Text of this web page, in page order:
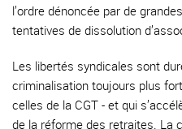
l’ordre dénoncée par de
tentatives de dissolution
Les libertés syndicales sont
criminalisation toujours plus
celles de la CGT - et qui
de la réforme des retraites. La